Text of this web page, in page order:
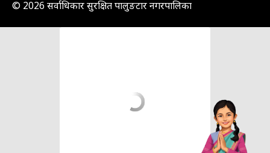
© 2026 सर्वाधिकार सुरक्षित पालुङटार नगरपालिका